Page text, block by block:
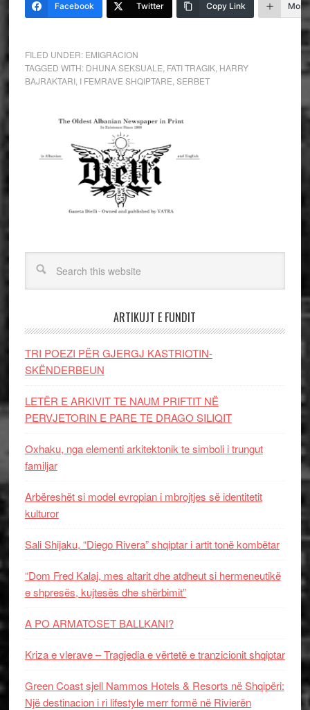
Facebook Twitter Copy Link More
FILED UNDER: EMIGRACION
TAGGED WITH: DHUNA SEKSUALE FATI TRAGIK, HARRY
BAJRAKTARI, I FEMRAVE SHQIPTARE SERBET
ARTIKUJT E FUNDIT
TRI POEZI PËR GJERGJ KASTRIOTIN-
SKËNDERBEUN
LETËR E ARKIVIT TE NAUM PRIFTIT NË
PERVJETORIN E PARE TE DRAGO SILIQIT
Oxhaku, nga elementi arkitektonik te simboli i trungut
familjar
Arbëreshët si model evropian i mbrojtjes së identitetit
kulturor
Sali Shijaku, “Diego Rivera” shqiptar i artit tonë kombëtar
“Dom Fred Kalaj, mes altarit dhe atdheut si hermeneutikë
e shpresës, kujtesës dhe shërbimit”
A PO ARMATOSET BALLKANI?
Kriza e vlerave – Tragjedia e vërtetë e tranzicionit shqiptar
Green Coast sjell Nammos Hotels & Resorts në Shqipëri:
Një destinacion i ri lifestyle merr formë në Rivierën